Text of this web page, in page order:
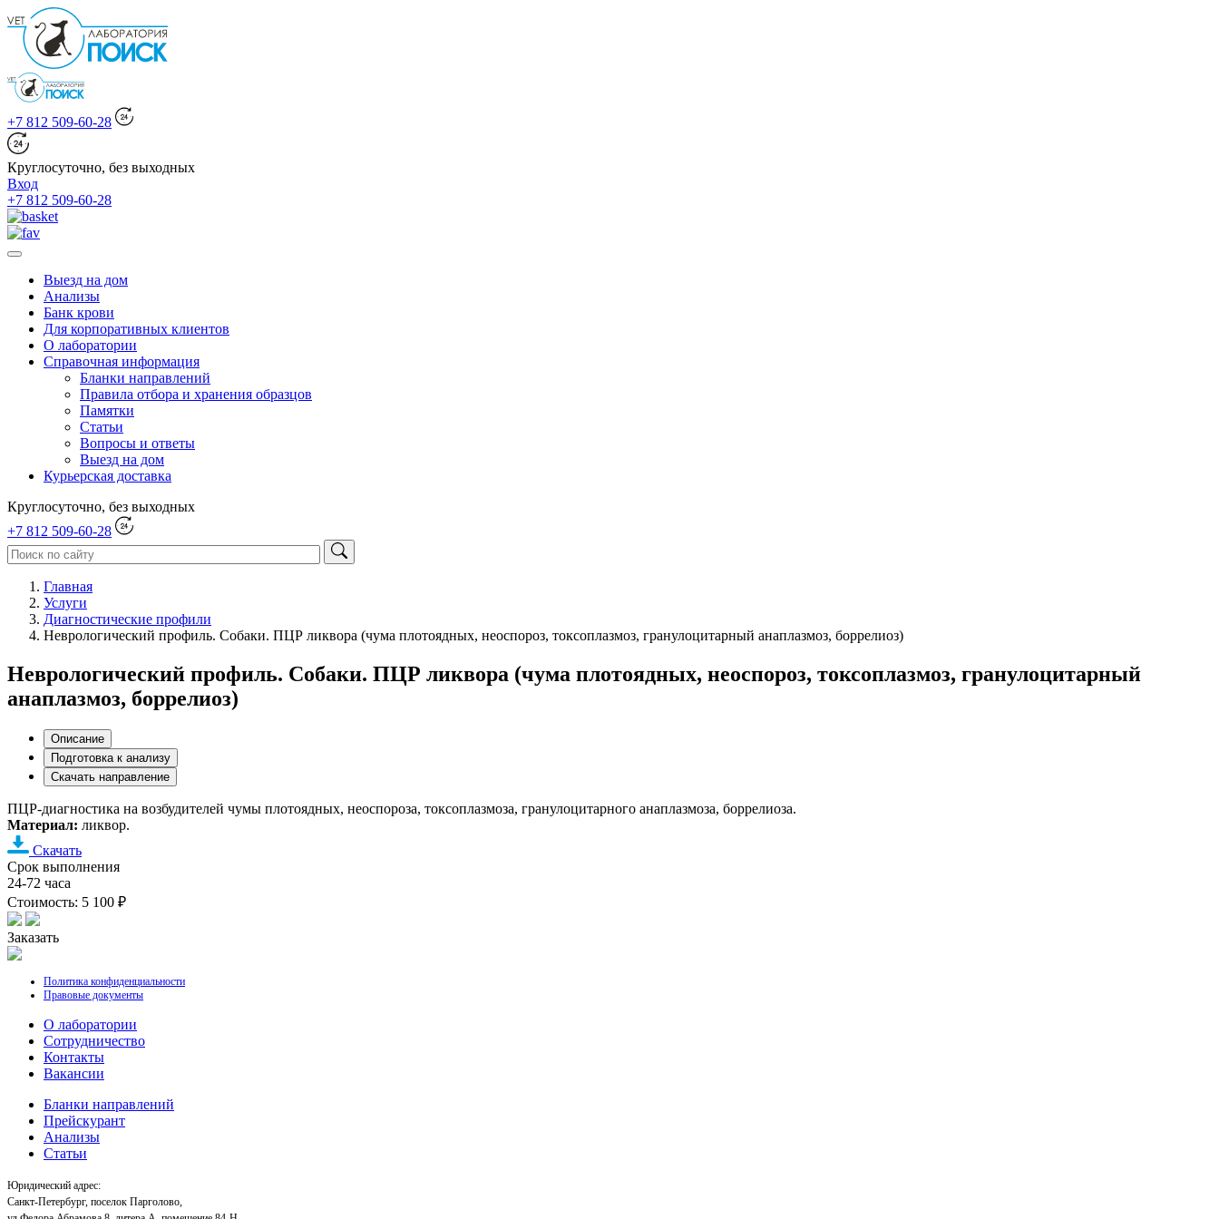
+7 812 509-60-28
Круглосуточно, без выходных
Вход
+7 812 509-60-28
Выезд на дом
Анализы
Банк крови
Для корпоративных клиентов
О лаборатории
Справочная информация
Бланки направлений
Правила отбора и хранения образцов
Памятки
Статьи
Вопросы и ответы
Выезд на дом
Курьерская доставка
Круглосуточно, без выходных
+7 812 509-60-28
Главная
Услуги
Диагностические профили
Неврологический профиль. Собаки. ПЦР ликвора (чума плотоядных, неоспороз, токсоплазмоз, гранулоцитарный анаплазмоз, боррелиоз)
Неврологический профиль. Собаки. ПЦР ликвора (чума плотоядных, неоспороз, токсоплазмоз, гранулоцитарный
анаплазмоз, боррелиоз)
Описание
Подготовка к анализу
Скачать направление
ПЦР-диагностика на возбудителей чумы плотоядных, неоспороза, токсоплазмоза, гранулоцитарного анаплазмоза, боррелиоза.
Материал: ликвор.
Скачать
Срок выполнения
24-72 часа
Стоимость: 5 100 ₽
Заказать
Политика конфиденциальности
Правовые документы
О лаборатории
Cотрудничество
Контакты
Вакансии
Бланки направлений
Прейскурант
Анализы
Статьи
Юридический адрес:
Санкт-Петербург, поселок Парголово,